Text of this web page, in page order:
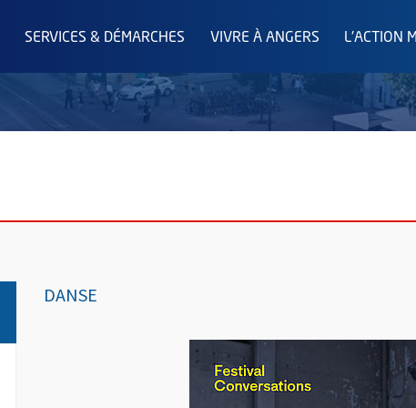
SERVICES & DÉMARCHES VIVRE À ANGERS L'ACTION
DANSE